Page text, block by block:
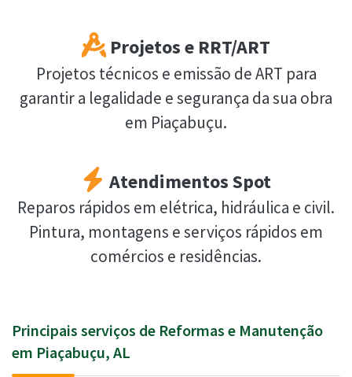
Projetos e RRT/ART
Projetos técnicos e emissão de ART para
garantir a legalidade e segurança da sua obra
em Piaçabuçu.
Atendimentos Spot
Reparos rápidos em elétrica, hidráulica e civil.
Pintura, montagens e serviços rápidos em
comércios e residências.
Principais serviços de Reformas e Manutenção
em Piaçabuçu, AL